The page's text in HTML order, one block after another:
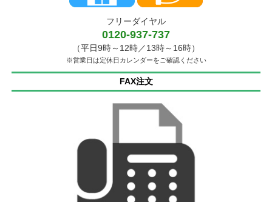
フリーダイヤル
0120-937-737
（平日9時～12時／13時～16時）
※営業日は定休日カレンダーをご確認ください
FAX注文